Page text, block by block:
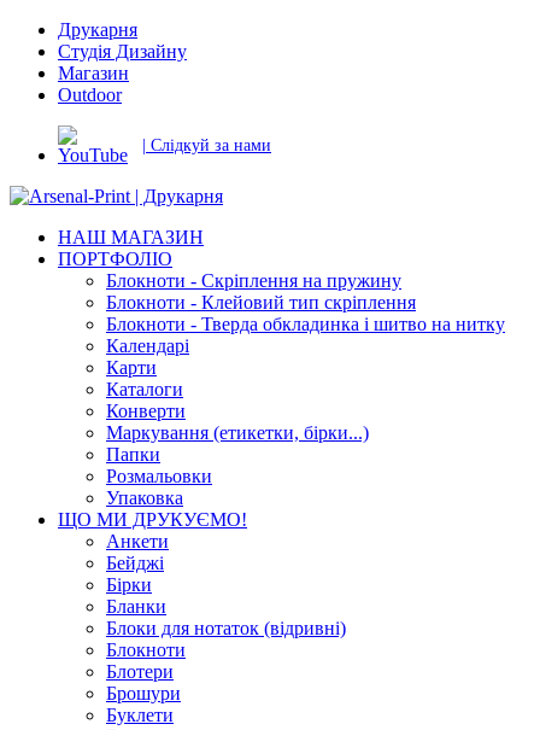
Друкарня
Студія Дизайну
Магазин
Outdoor
| Слідкуй за нами
НАШ МАГАЗИН
ПОРТФОЛІО
Блокноти - Скріплення на пружину
Блокноти - Клейовий тип скріплення
Блокноти - Тверда обкладинка і шитво на нитку
Календарі
Карти
Каталоги
Конверти
Маркування (етикетки, бірки...)
Папки
Розмальовки
Упаковка
ЩО МИ ДРУКУЄМО!
Анкети
Бейджі
Бірки
Бланки
Блоки для нотаток (відривні)
Блокноти
Блотери
Брошури
Буклети